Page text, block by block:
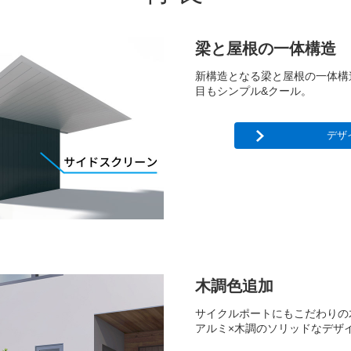
梁と屋根の一体構造
新構造となる梁と屋根の一体
目もシンプル&クール。
デザ
木調色追加
サイクルポートにもこだわり
アルミ×木調のソリッドなデザ